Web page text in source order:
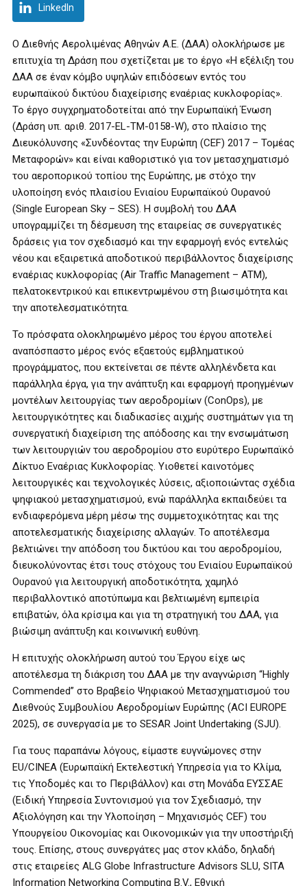
LinkedIn
Ο Διεθνής Αερολιμένας Αθηνών Α.Ε. (ΔΑΑ) ολοκλήρωσε με
επιτυχία τη Δράση που σχετίζεται με το έργο «Η εξέλιξη του
ΔΑΑ σε έναν κόμβο υψηλών επιδόσεων εντός του
ευρωπαϊκού δικτύου διαχείρισης εναέριας κυκλοφορίας».
Το έργο συγχρηματοδοτείται από την Ευρωπαϊκή Ένωση
(Δράση υπ. αριθ. 2017-EL-TM-0158-W), στο πλαίσιο της
Διευκόλυνσης «Συνδέοντας την Ευρώπη (CEF) 2017 – Τομέας
Μεταφορών» και είναι καθοριστικό για τον μετασχηματισμό
του αεροπορικού τοπίου της Ευρώπης, με στόχο την
υλοποίηση ενός πλαισίου Ενιαίου Ευρωπαϊκού Ουρανού
(Single European Sky – SES). Η συμβολή του ΔΑΑ
υπογραμμίζει τη δέσμευση της εταιρείας σε συνεργατικές
δράσεις για τον σχεδιασμό και την εφαρμογή ενός εντελώς
νέου και εξαιρετικά αποδοτικού περιβάλλοντος διαχείρισης
εναέριας κυκλοφορίας (Air Traffic Management – ATM),
πελατοκεντρικού και επικεντρωμένου στη βιωσιμότητα και
την αποτελεσματικότητα.
Το πρόσφατα ολοκληρωμένο μέρος του έργου αποτελεί
αναπόσπαστο μέρος ενός εξαετούς εμβληματικού
προγράμματος, που εκτείνεται σε πέντε αλληλένδετα και
παράλληλα έργα, για την ανάπτυξη και εφαρμογή προηγμένων
μοντέλων λειτουργίας των αεροδρομίων (ConOps), με
λειτουργικότητες και διαδικασίες αιχμής συστημάτων για τη
συνεργατική διαχείριση της απόδοσης και την ενσωμάτωση
των λειτουργιών του αεροδρομίου στο ευρύτερο Ευρωπαϊκό
Δίκτυο Εναέριας Κυκλοφορίας. Υιοθετεί καινοτόμες
λειτουργικές και τεχνολογικές λύσεις, αξιοποιώντας σχέδια
ψηφιακού μετασχηματισμού, ενώ παράλληλα εκπαιδεύει τα
ενδιαφερόμενα μέρη μέσω της συμμετοχικότητας και της
αποτελεσματικής διαχείρισης αλλαγών. Το αποτέλεσμα
βελτιώνει την απόδοση του δικτύου και του αεροδρομίου,
διευκολύνοντας έτσι τους στόχους του Ενιαίου Ευρωπαϊκού
Ουρανού για λειτουργική αποδοτικότητα, χαμηλό
περιβαλλοντικό αποτύπωμα και βελτιωμένη εμπειρία
επιβατών, όλα κρίσιμα και για τη στρατηγική του ΔΑΑ, για
βιώσιμη ανάπτυξη και κοινωνική ευθύνη.
Η επιτυχής ολοκλήρωση αυτού του Έργου είχε ως
αποτέλεσμα τη διάκριση του ΔΑΑ με την αναγνώριση “Highly
Commended” στο Βραβείο Ψηφιακού Μετασχηματισμού του
Διεθνούς Συμβουλίου Αεροδρομίων Ευρώπης (ACI EUROPE
2025), σε συνεργασία με το SESAR Joint Undertaking (SJU).
Για τους παραπάνω λόγους, είμαστε ευγνώμονες στην
EU/CINEA (Ευρωπαϊκή Εκτελεστική Υπηρεσία για το Κλίμα,
τις Υποδομές και το Περιβάλλον) και στη Μονάδα ΕΥΣΣΑΕ
(Ειδική Υπηρεσία Συντονισμού για τον Σχεδιασμό, την
Αξιολόγηση και την Υλοποίηση – Μηχανισμός CEF) του
Υπουργείου Οικονομίας και Οικονομικών για την υποστήριξή
τους. Επίσης, στους συνεργάτες μας στον κλάδο, δηλαδή
στις εταιρείες ALG Globe Infrastructure Advisors SLU, SITA
Information Networking Computing B.V., Εθνική